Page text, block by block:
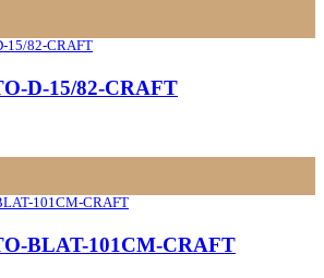
D-15/82-CRAFT
BLAT-101CM-CRAFT